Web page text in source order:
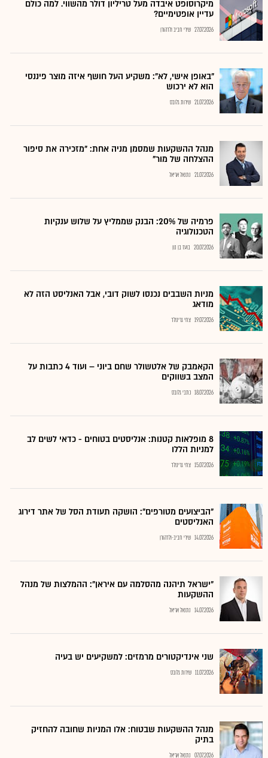
מיקרוסופט איבדה מעל טריליון דולר מהשווי. למה כולם
עדיין אופטימיים?
27.07.2026 שירי חביב ולדהורן
"באופן אישי, לא": משקיע העל חושף איזה מוצר פיננסי
הוא לא ירכוש
21.07.2026 שירות גלובס
מנהל ההשקעות שמסמן מניה אחת: "מזכירה את סיפור
ההצלחה של מור"
21.07.2026 נתנאל אריאל
פרמיה של 20%: הבנק שממליץ על שלוש ענקיות
הטכנולוגיה
20.07.2026 בועז בן נון
מניות השבבים נכנסו לשוק דובי, אבל האנליסט הזה לא
מודאג
19.07.2026 צחי גרינולד
הקאמבק של אלטשולר שחם ביוני – ועוד 4 כתבות על
המצב בשווקים
18.07.2026 כתבי גלובס
8 מופלאות קטנות: אנליסטים בטוחים - כדאי לשים לב
למניות הללו
15.07.2026 צחי גרינולד
"הביצועים מטורפים": הושקה תעודת הסל של אתר דירוג
האנליסטים
14.07.2026 שירי חביב-ולדהורן
"ישראל תיהנה מהסלמה עם איראן": ההמלצות של מנהל
ההשקעות
14.07.2026 נתנאל אריאל
שני אינדיקטורים מרמזים: למשקיעים יש בעיה
11.07.2026 שירות גלובס
מנהל ההשקעות שבטוח: אלו המניות שחובה להחזיק
בתיק
07.07.2026 נתנאל אריאל